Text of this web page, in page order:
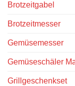
Brotzeitgabel
Brotzeitmesser
Gemüsemesser
Gemüseschäler
Grillgeschenkset